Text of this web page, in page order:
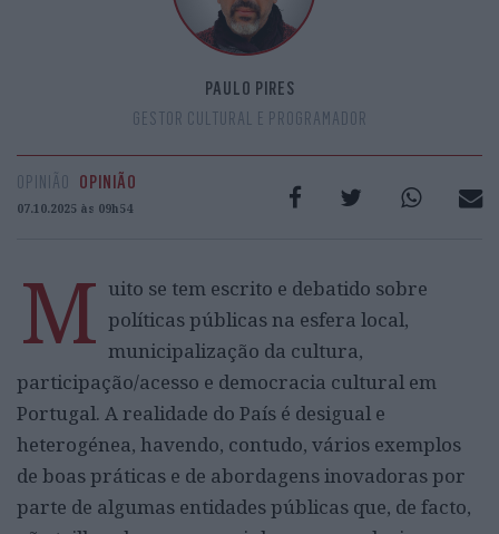
PAULO PIRES
GESTOR CULTURAL E PROGRAMADOR
OPINIÃO OPINIÃO
07.10.2025 às 09h54
M uito se tem escrito e debatido sobre
políticas públicas na esfera local,
municipalização da cultura,
participação/acesso e democracia cultural em
Portugal. A realidade do País é desigual e
heterogénea, havendo, contudo, vários exemplos
de boas práticas e de abordagens inovadoras por
parte de algumas entidades públicas que, de facto,